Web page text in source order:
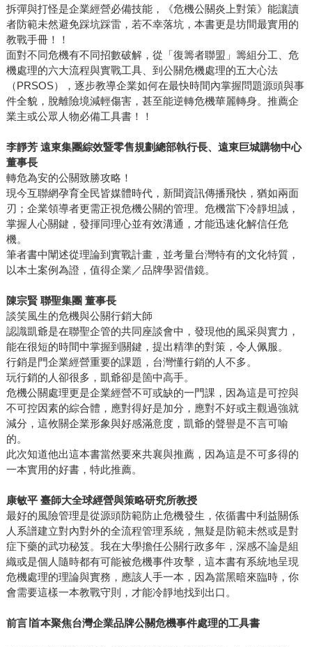
拆彈與打怪是企業經營必備技能，《危機公關炎上對策》能讓讀
者防範未然避免踩坑踩雷，若不幸落坑，本書更是坊間最實用的
教戰手冊！！
面對不同危機有不同招數破解，從「復籌者聯盟」籌組分工、危
機處理的六大流程與實戰工具、到公關危機處理的五大心法
（PRSOS），逐步教導企業如何在最快時間內掌握問題源頭與事
件全貌，脫離險境減輕傷害，甚至能逆轉危機華麗轉身。推薦企
業主或公眾人物必備工具書！！
李靜芳 遠東集團綜效暨零售規劃總部執行長、遠東巨城購物中心
董事長
轉危為安的公關致勝攻略！
現今互聯網孕育全民皆媒體時代，新聞資訊傳播飛快，猶如兩面
刃；企業領導者更需正視危機公關的管理。危機當下冷靜坦誠，
掌握人心關鍵，發揮同理心並有效溝通，才能迅速化解信任危
機。
筆者書中闡述從理論到實戰計畫，並考量台灣特有的文化特質，
以本土案例為證，值得企業／品牌學習借鏡。
陳宗賢 聯聖集團 董事長
談笑風生的危機與公關行銷大師
認識凱爺是在聯聖企管的共同座談會中，發現他的風采與實力，
能在很短的時間中掌握到關鍵，提出精準的對策，令人佩服。
行銷是門企業經營重要的課題，台灣懂行銷的人不多。
玩行銷的人卻很多，凱爺卻是箇中高手。
危機公關處理更是企業經營不可或缺的一門課，因為這是可控與
不可控因素的綜合體，應對得好是加分，應對不好或主觀過強就
減分，這攸關企業形象與好感滿意度，凱爺的聲譽是不言可喻
的。
此次知道他出這本書當然要來共襄與推薦，因為這是不可多得的
一本實用的好書，特此推薦。
康敏平 臺師大全球經營與策略研究所教授
最好的風險管理是從源頭防範防止危機發生，依循書中利益關係
人系譜建立對內對外的全流程管理系統，無疑是防範未然或是對
症下藥的武功秘笈。我在大學擔任公關行政多年，深感不論是組
織或是個人隨時都有可能被危機事件攻擊，這本書有系統地呈現
危機處理的理論與實務，應該人手一本，因為當黑暗來臨時，你
會需要這樣一本教戰守則，才能冷靜地找到出口。
前言∣首本聚焦台灣企業品牌公關危機事件處理的工具書